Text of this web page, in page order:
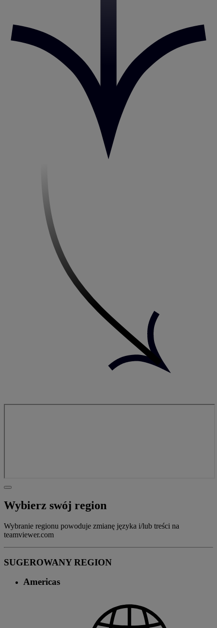
Wybierz swój region
Wybranie regionu powoduje zmianę języka i/lub treści na
teamviewer.com
SUGEROWANY REGION
Americas